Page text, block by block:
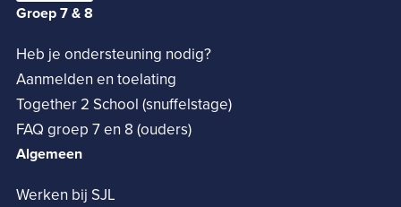
Groep 7 & 8
Heb je ondersteuning nodig?
Aanmelden en toelating
Together 2 School (snuffelstage)
FAQ groep 7 en 8 (ouders)
Algemeen
Werken bij SJL